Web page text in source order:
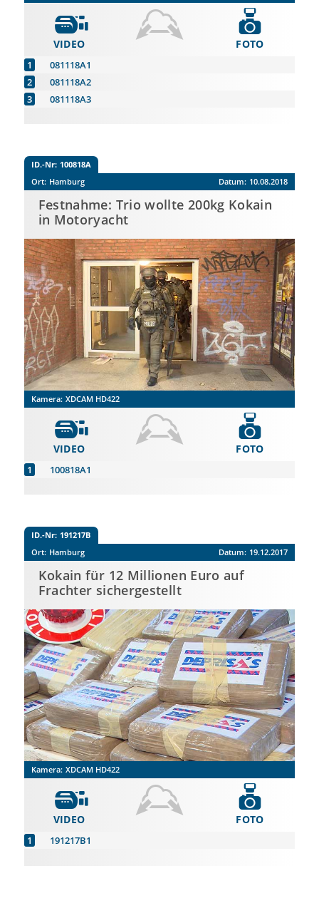
VIDEO
081118A1
081118A2
081118A3
FOTO
ID.-Nr: 100818A
Ort: Hamburg Datum: 10.08.2018
Festnahme: Trio wollte 200kg Kokain
in Motoryacht
Kamera: XDCAM HD422
VIDEO
100818A1
FOTO
ID.-Nr: 191217B
Ort: Hamburg Datum: 19.12.2017
Kokain für 12 Millionen Euro auf
Frachter sichergestellt
Kamera: XDCAM HD422
VIDEO
191217B1
FOTO